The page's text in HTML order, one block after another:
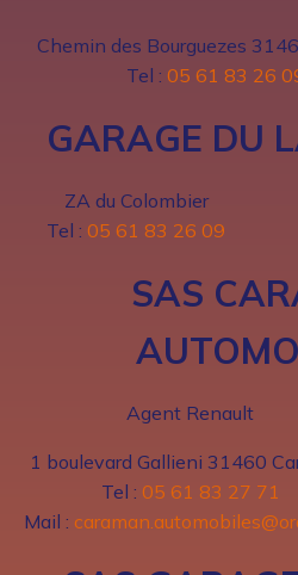
Chemin des Bourguezes
Tel : 05 61 83 26
GARAGE DU
ZA du Colombier
Tel : 05 61 83 26 09
SAS
Agent Renault
1 boulevard Gallieni 31460
Tel : 05 61 83 27 71
Mail :